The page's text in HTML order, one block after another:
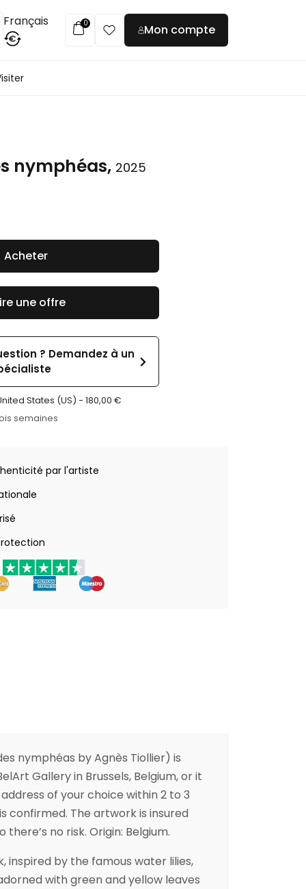
Français
€
0 Mon compte
nymphéas, 2025
une offre
? Demandez à un
States (US) -180,00€
semaines
par l'artiste
Acheter
nymphéas by Agnès Tiollier) is
Gallery in Brussels, Belgium, or it
of your choice within 2 to 3
confirmed. The artwork is insured
no risk. Origin: Belgium.
inspired by the famous water lilies,
with green and yellow leaves